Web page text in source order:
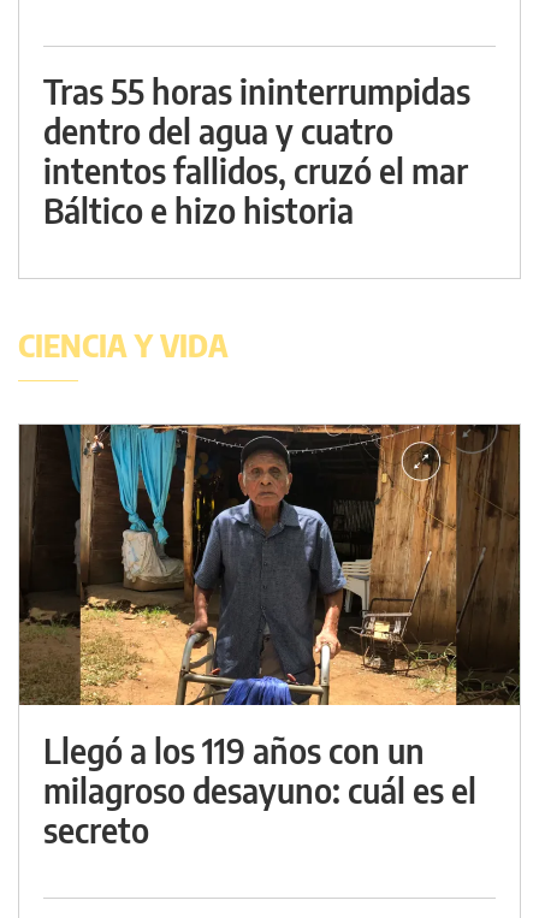
Tras 55 horas ininterrumpidas
dentro del agua y cuatro
intentos fallidos, cruzó el mar
Báltico e hizo historia
CIENCIA Y VIDA
Llegó a los 119 años con un
milagroso desayuno: cuál es el
secreto